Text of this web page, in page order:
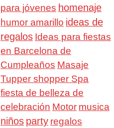
para jóvenes homenaje
humor amarillo ideas de
regalos Ideas para fiestas
en Barcelona de
Cumpleaños Masaje
Tupper shopper Spa
fiesta de belleza de
celebración Motor musica
niños party regalos